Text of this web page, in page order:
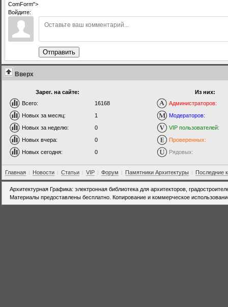
ComForm">
Войдите:
Отправить
Вверх
Зарег. на сайте:
Всего:
16168
Новых за месяц:
1
Новых за неделю:
0
Новых вчера:
0
Новых сегодня:
0
Из них:
Администраторов:
Модераторов:
VIP пользователей:
Проверенных:
Рядовых:
Главная | Новости | Статьи | VIP | Форум | Памятники Архитектуры | Последние
Архитектурная Графика: электронная библиотека для архитекторов,
Материалы предоставлены бесплатно. Копирование и коммерческое